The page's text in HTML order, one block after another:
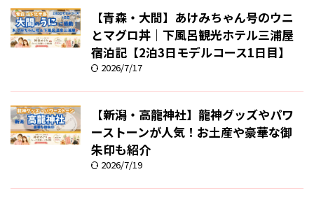
【青森・大間】あけみちゃん号のウニ
とマグロ丼｜下風呂観光ホテル三浦屋
宿泊記【2泊3日モデルコース1日目】
2026/7/17
【新潟・高龍神社】龍神グッズやパワ
ーストーンが人気！お土産や豪華な御
朱印も紹介
2026/7/19